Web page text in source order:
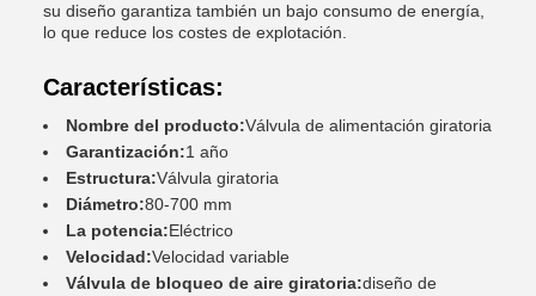
su diseño garantiza también un bajo consumo de energía,
lo que reduce los costes de explotación.
Características:
Nombre del producto:Válvula de alimentación giratoria
Garantización:1 año
Estructura:Válvula giratoria
Diámetro:80-700 mm
La potencia:Eléctrico
Velocidad:Velocidad variable
Válvula de bloqueo de aire giratoria:diseño de